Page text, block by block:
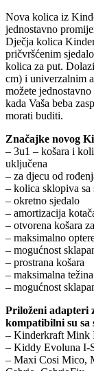
Nova kolica iz
jednostavno
Dječja kolica
pričvršćenim
kolica za put.
cm) i univerzalnim
možete
kada Vaša beba
morati buditi.
Značajke novog
– 3u1 – košara i
uključena
– za djecu od
– kolica sklopiva sa
– okretno sjedalo
– amortizacija
– otvorena košara
– maksimalno
– mogućnost
– prostrana košara
– maksimalna
– mogućnost
Priloženi adapteri
kompatibilni su sa
– Kinderkraft Mink
– Kiddy Evoluna I-
– Maxi Cosi Mico,